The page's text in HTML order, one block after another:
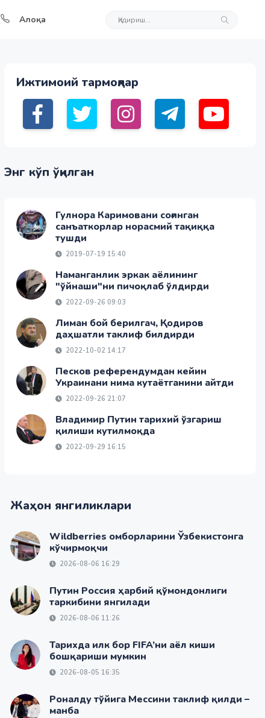
Алоқа
Ижтимоий тармоқлар
Энг кўп ўқилган
Гулнора Каримовани соғинган
санъаткорлар норасмий тақиққа
тушди
2019-07-19 15:40
Наманганлик эркак аёлининг
"ўйнаши"ни пичоқлаб ўлдирди
2022-09-26 09:03
Лиман бой берилгач, Қодиров
даҳшатли таклиф билдирди
2022-10-02 14:17
Песков референдумдан кейин
Украинани нима кутаётганини айтди
2022-09-26 21:07
Владимир Путин тарихий ўзгариш
қилиши кутилмоқда
2022-09-29 16:15
Жаҳон янгиликлари
Wildberries омборларини Ўзбекистонга
кўчирмоқчи
2026-08-06 16:29
Путин Россия ҳарбий қўмондонлиги
таркибини янгилади
2026-08-06 11:26
Тарихда илк бор FIFA’ни аёл киши
бошқариши мумкин
2026-08-05 16:35
Роналду тўйига Мессини таклиф қилди –
манба